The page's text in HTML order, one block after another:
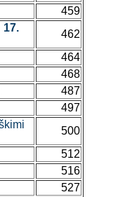
459
17.
462
464
468
487
497
500
512
516
527